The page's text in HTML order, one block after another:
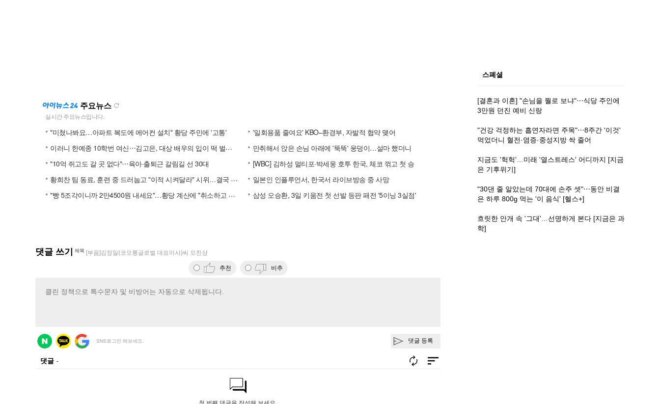
주요뉴스
"미쳤나봐요…아파트 복도에 에어컨 설치" 황당 주민에 '고통'
이
러니 한예종 10학번 여신⋯김고은, 대상 배우의 입이 떡 벌어지는 실물 미모 [엔터포커싱]
"10억 쥐고도 갈 곳 없다"⋯육아·출퇴근 갈림길 선 30대
황
희찬 팀 동료, 훈련 중 드러눕고 "이적 시켜달라" 시위…결국 팀 훈련까지 취소
"
빵 5조각이니까 2만4500원 내세요"…황당 계산에 "취소하고 나와"
'일회용품 줄여요' KBO–환경부, 자발적 협약 맺어
만취해서 앉은 손님 아래에 '뚝뚝' 웅덩이…설마 했더니
[WBC] 김하성 멀티포·박세웅 호투 한국, 체코 꺾고 첫 승
일본인 인플루언서, 한국서 라이브방송 중 사망
삼성 오승환, 3일 키움전 첫 선발 등판 패전 '5이닝 3실점'
댓글 쓰기 제목 [부음]김정일(코오롱글로벌 대표이사)씨 모친상
추천 비추
SNS로그인 해보세요. 댓글 등록
댓글 -
스폐셜
[결혼과 이혼] "손님을 뭘로 보냐"⋯식당 주인에
3만원 던진 예비 신랑
"건강 걱정하는 흡연자라면 주목"⋯8주간 '이것'
먹었더니 혈전·염증·중성지방 싹 줄어
지금도 '헉헉'…미래 '열스트레스' 어디까지 [지금
은 기후위기]
"30댄 줄 알았는데 70대에 손주 셋"⋯동안 비결
은 하루 800g 먹는 '이 음식' [헬스+]
흐릿한 안개 속 '그대'…선명하게 본다 [지금은 과
학]